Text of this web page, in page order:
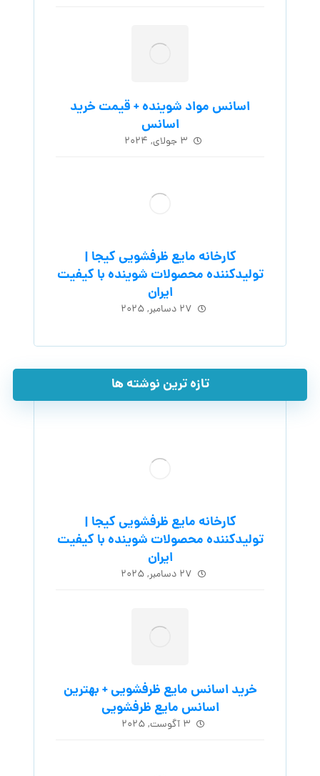
اسانس مواد شوینده + قیمت خرید
اسانس
۳ جولای, ۲۰۲۴
کارخانه مایع ظرفشویی کیجا |
تولیدکننده محصولات شوینده با کیفیت
ایران
۲۷ دسامبر, ۲۰۲۵
تازه ترین نوشته ها
کارخانه مایع ظرفشویی کیجا |
تولیدکننده محصولات شوینده با کیفیت
ایران
۲۷ دسامبر, ۲۰۲۵
خرید اسانس مایع ظرفشویی + بهترین
اسانس مایع ظرفشویی
۳ آگوست, ۲۰۲۵